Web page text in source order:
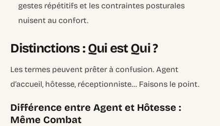
gestes répétitifs et les contraintes posturales
nuisent au confort.
Distinctions : Qui est Qui ?
Les termes peuvent prêter à confusion. Agent
d’accueil, hôtesse, réceptionniste… Faisons le point.
Différence entre Agent et Hôtesse :
Même Combat